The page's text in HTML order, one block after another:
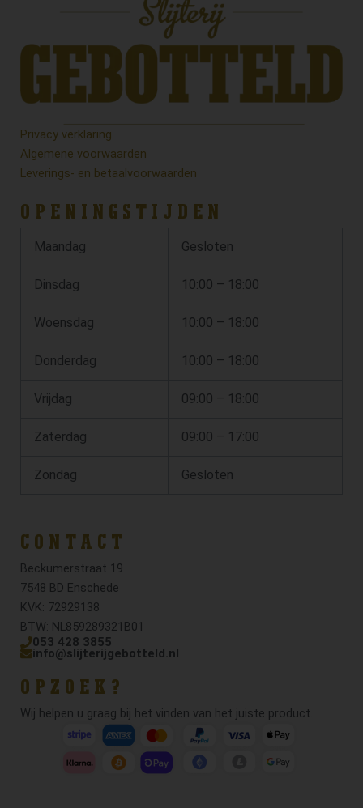
Privacy verklaring
Algemene voorwaarden
Leverings- en betaalvoorwaarden
OPENINGSTIJDEN
Maandag Gesloten
Dinsdag 10:00 – 18:00
Woensdag 10:00 – 18:00
Donderdag 10:00 – 18:00
Vrijdag 09:00 – 18:00
Zaterdag 09:00 – 17:00
Zondag Gesloten
CONTACT
Beckumerstraat 19
7548 BD Enschede
KVK: 72929138
BTW: NL859289321B01
053 428 3855
info@slijterijgebotteld.nl
OPZOEK?
Wij helpen u graag bij het vinden van het juiste product.